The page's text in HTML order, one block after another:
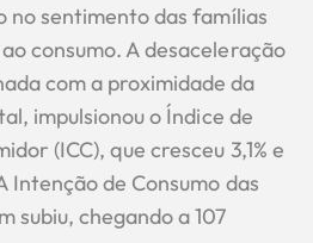
no sentimento das famílias
consumo. A desaceleração
com a proximidade da
impulsionou o Índice de
(ICC), que cresceu 3,1% e
Intenção de Consumo das
subiu, chegando a 107